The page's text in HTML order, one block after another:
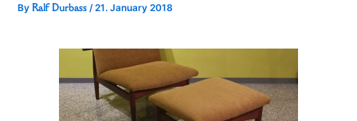
ByRalf Durbass/21. January 2018